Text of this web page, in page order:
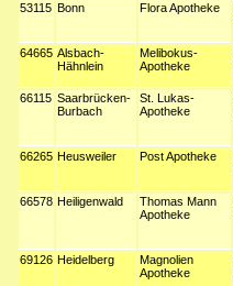
53115 Bonn Flora Apotheke
64665 Alsbach-
Hähnlein
Melibokus-
Apotheke
66115 Saarbrücken-
Burbach
St. Lukas-
Apotheke
66265 Heusweiler Post Apotheke
66578 Heiligenwald
Thomas Mann
Apotheke
69126 Heidelberg
Magnolien
Apotheke